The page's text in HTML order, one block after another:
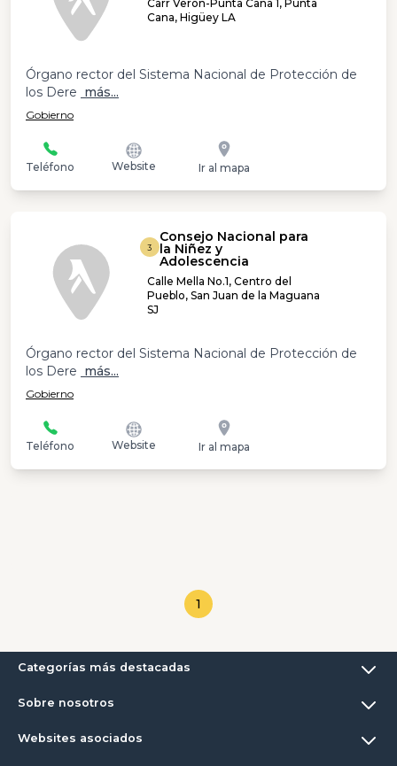
Carr Veron-Punta Cana 1, Punta
Cana, Higüey LA
Órgano rector del Sistema Nacional de Protección de
los Dere más...
Gobierno
Teléfono Website Ir al mapa
3
Consejo Nacional para
la Niñez y
Adolescencia
Calle Mella No.1, Centro del
Pueblo, San Juan de la Maguana
SJ
Órgano rector del Sistema Nacional de Protección de
los Dere más...
Gobierno
Teléfono Website Ir al mapa
1
Categorías más destacadas
Sobre nosotros
Websites asociados